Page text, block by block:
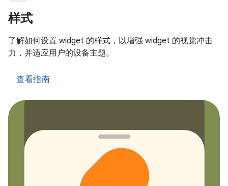
样式
了解如何设置 widget 的样式，以增强 widget 的视觉冲击
力，并适应用户的设备主题。
查看指南